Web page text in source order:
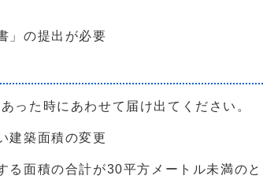
」の提出が必要
った時にあわせて届け出てください。
建築面積の変更
面積の合計が30平方メートル未満のと